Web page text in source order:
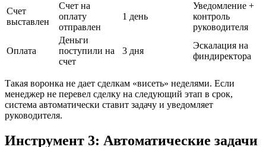
Счет
выставлен
Счет на
оплату
отправлен
1 день
Уведомление +
контроль
руководителя
Оплата
Деньги
поступили на
счет
3 дня
Эскалация на
финдиректора
Такая воронка не дает сделкам «висеть» неделями. Если
менеджер не перевел сделку на следующий этап в срок,
система автоматически ставит задачу и уведомляет
руководителя.
Инструмент 3: Автоматические задачи